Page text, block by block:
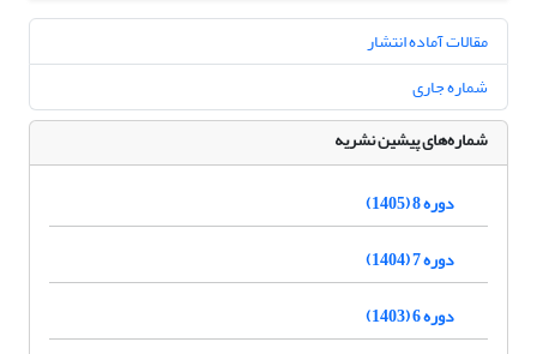
مقالات آماده انتشار
شماره جاری
شماره‌های پیشین نشریه
دوره 8 (1405)
دوره 7 (1404)
دوره 6 (1403)